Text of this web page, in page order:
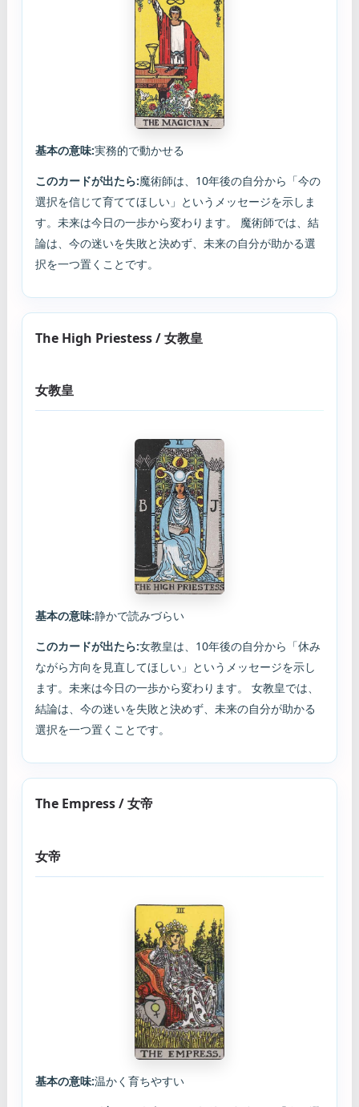
基本の意味:実務的で動かせる
このカードが出たら:魔術師は、10年後の自分から「今の
選択を信じて育ててほしい」というメッセージを示しま
す。未来は今日の一歩から変わります。 魔術師では、結
論は、今の迷いを失敗と決めず、未来の自分が助かる選
択を一つ置くことです。
The High Priestess / 女教皇
女教皇
基本の意味:静かで読みづらい
このカードが出たら:女教皇は、10年後の自分から「休み
ながら方向を見直してほしい」というメッセージを示し
ます。未来は今日の一歩から変わります。 女教皇では、
結論は、今の迷いを失敗と決めず、未来の自分が助かる
選択を一つ置くことです。
The Empress / 女帝
女帝
基本の意味:温かく育ちやすい